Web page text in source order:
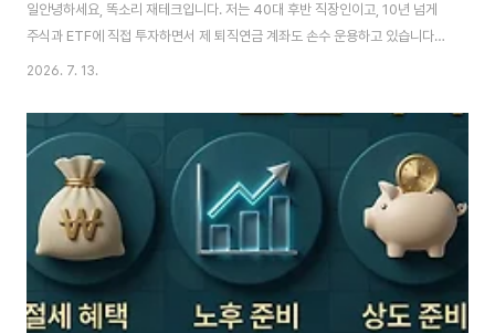
일안녕하세요, 똑소리 재테크입니다. 저는 40대 후반 직장인이고, 10년 넘게
주식과 ETF에 직접 투자하면서 제 퇴직연금 계좌도 손수 운용하고 있습니다.
오늘은 최근 회사 동료들에게 가장 많이 받는 질문, 바로 퇴직연금 운용 전략에
지 DB형인지조차 몰랐습니다. 그러다 우연히 잔고를 확인했는데, 10년 넘게
방치된 퇴직연금 계좌의 연평균 수익률이 겨우 1.8%였습니다. 같은 기간 제가
직접 굴린 ETF 계좌 수익률은 연평균 7%대였으니, 그 차이를 확인한 순간 등
골이 서늘했습니다. 이대로 은퇴하면 국민연금과 퇴직연금만으로는 생활비조..
2026. 7. 13.